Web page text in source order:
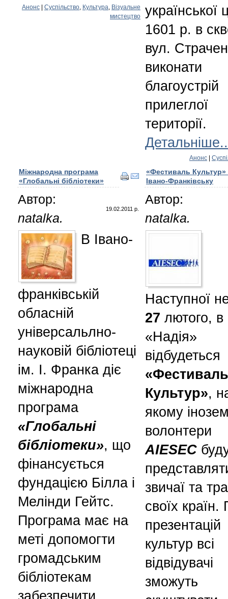
Анонс | Суспільство Культура Візуальне
мистецтво
української
1601 р. в
вул.
виконати
благоустрій
прилеглої
території.
Анонс |
Міжнародна програма
«Глобальні бібліотеки»
Автор:
natalka.
19.02.2011 р.
В Івано-
франківській
обласній
універсальлно-
науковій бібліотеці
ім. І. Франка діє
міжнародна
програма
«Глобальні
бібліотеки», що
фінансується
фундацією Білла і
Мелінди Гейтс.
Програма має на
меті допомогти
громадським
бібліотекам
забезпечити
«Фестиваль Культур»
Івано-Франківську
Автор:
natalka.
Наступної
27 лютого, в
«Надія»
відбудеться
«Фестиваль
Культур»,
якому
волонтери
AIESEC
звичаї та
своїх країн.
презентацій
культур всі
відвідувачі
зможуть